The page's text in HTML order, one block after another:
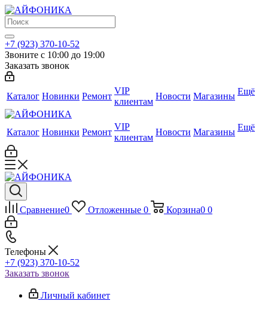
+7 (923) 370-10-52
Звоните с 10:00 до 19:00
Заказать звонок
Каталог Новинки Ремонт
VIP
клиентам
Новости Магазины Ещё
Каталог Новинки Ремонт
VIP
клиентам
Новости Магазины Ещё
Сравнение0 Отложенные 0 Корзина0 0
Телефоны
+7 (923) 370-10-52
Заказать звонок
Личный кабинет